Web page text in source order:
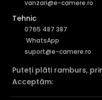
vanzari@e-camere.ro
Tehnic
0765 487 387
WhatsApp
suport@e-camere.ro
Puteți plăti ramburs,
Acceptăm: